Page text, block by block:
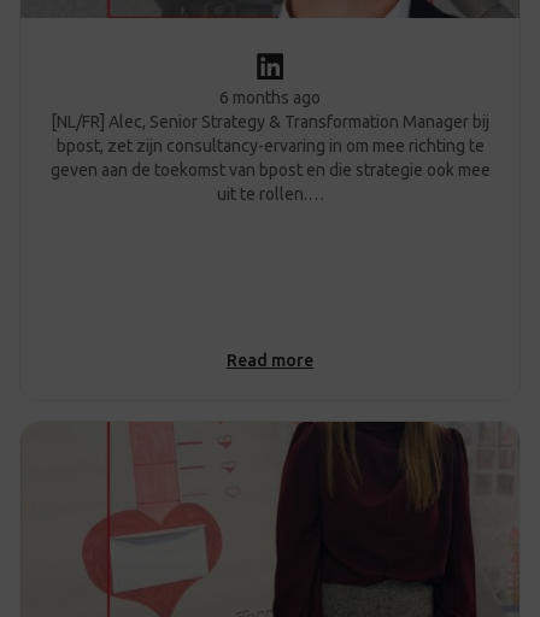
6 months ago
[NL/FR] Alec, Senior Strategy & Transformation Manager bij
bpost, zet zijn consultancy-ervaring in om mee richting te
geven aan de toekomst van bpost en die strategie ook mee
uit te rollen.…
Read more